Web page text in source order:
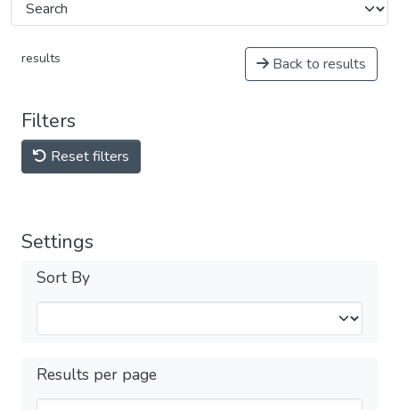
results Back to results
Filters
Reset filters
Settings
Sort By
Results per page